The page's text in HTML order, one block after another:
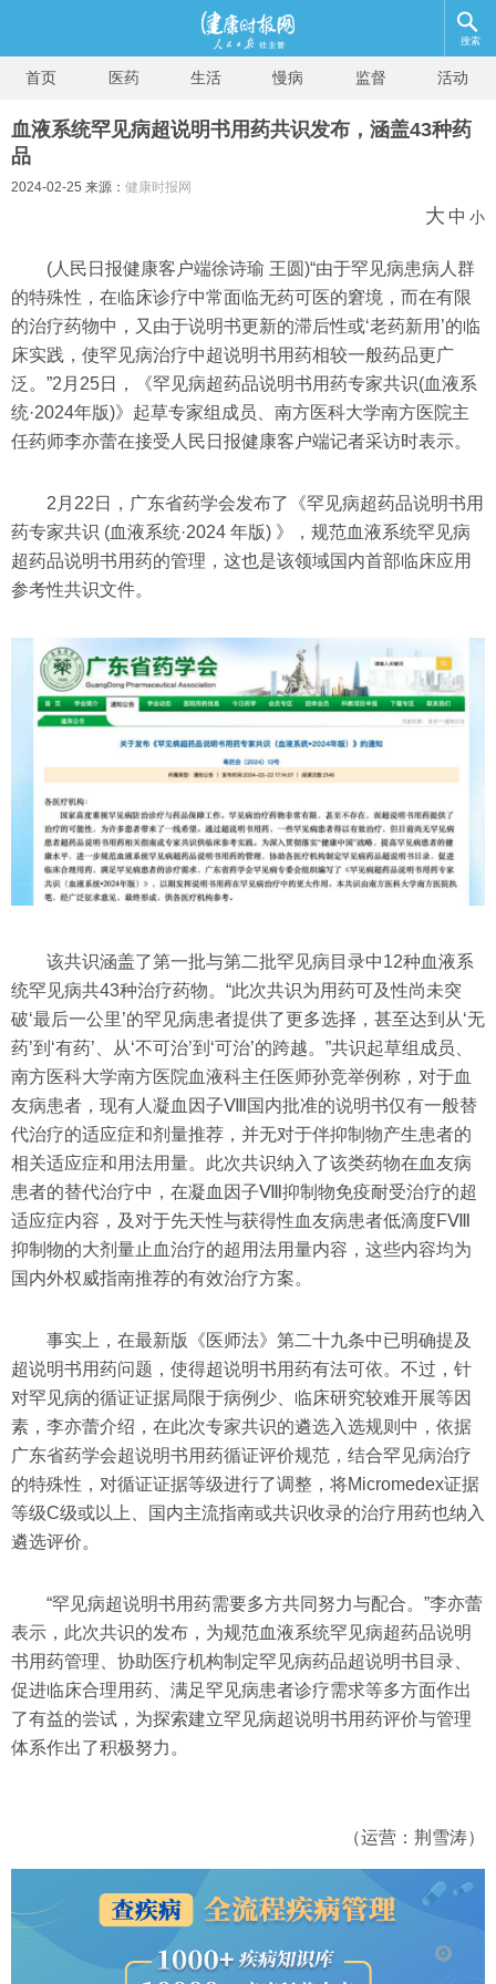
搜索
首页 医药 生活 慢病 监督 活动
血液系统罕见病超说明书用药共识发布，涵盖43种药
品
2024-02-25 来源： 健康时报网
大 中 小
(人民日报健康客户端徐诗瑜 王圆)“由于罕见病患病人群
的特殊性，在临床诊疗中常面临无药可医的窘境，而在有限
的治疗药物中，又由于说明书更新的滞后性或‘老药新用’的临
床实践，使罕见病治疗中超说明书用药相较一般药品更广
泛。”2月25日，《罕见病超药品说明书用药专家共识(血液系
统·2024年版)》起草专家组成员、南方医科大学南方医院主
任药师李亦蕾在接受人民日报健康客户端记者采访时表示。
2月22日，广东省药学会发布了《罕见病超药品说明书用
药专家共识 (血液系统·2024 年版) 》，规范血液系统罕见病
超药品说明书用药的管理，这也是该领域国内首部临床应用
参考性共识文件。
该共识涵盖了第一批与第二批罕见病目录中12种血液系
统罕见病共43种治疗药物。“此次共识为用药可及性尚未突
破‘最后一公里’的罕见病患者提供了更多选择，甚至达到从‘无
药’到‘有药’、从‘不可治’到‘可治’的跨越。”共识起草组成员、
南方医科大学南方医院血液科主任医师孙竞举例称，对于血
友病患者，现有人凝血因子Ⅷ国内批准的说明书仅有一般替
代治疗的适应症和剂量推荐，并无对于伴抑制物产生患者的
相关适应症和用法用量。此次共识纳入了该类药物在血友病
患者的替代治疗中，在凝血因子Ⅷ抑制物免疫耐受治疗的超
适应症内容，及对于先天性与获得性血友病患者低滴度FⅧ
抑制物的大剂量止血治疗的超用法用量内容，这些内容均为
国内外权威指南推荐的有效治疗方案。
事实上，在最新版《医师法》第二十九条中已明确提及
超说明书用药问题，使得超说明书用药有法可依。不过，针
对罕见病的循证证据局限于病例少、临床研究较难开展等因
素，李亦蕾介绍，在此次专家共识的遴选入选规则中，依据
广东省药学会超说明书用药循证评价规范，结合罕见病治疗
的特殊性，对循证证据等级进行了调整，将Micromedex证据
等级C级或以上、国内主流指南或共识收录的治疗用药也纳入
遴选评价。
“罕见病超说明书用药需要多方共同努力与配合。”李亦蕾
表示，此次共识的发布，为规范血液系统罕见病超药品说明
书用药管理、协助医疗机构制定罕见病药品超说明书目录、
促进临床合理用药、满足罕见病患者诊疗需求等多方面作出
了有益的尝试，为探索建立罕见病超说明书用药评价与管理
体系作出了积极努力。
（运营：荆雪涛）